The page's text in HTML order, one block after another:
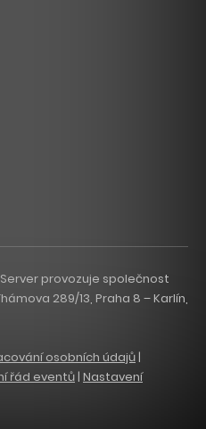
provozuje společnost
289/13, Praha 8 – Karlín,
osobních údajů|
řád eventů | Nastavení